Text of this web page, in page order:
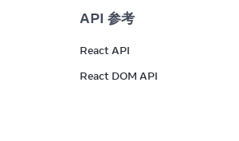
API 参考
React API
React DOM API